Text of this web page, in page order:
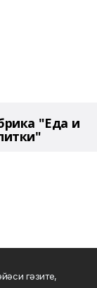
"Еда и
гәзите,